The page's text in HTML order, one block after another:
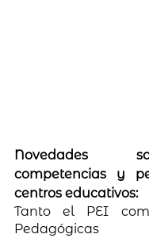
Novedades
competencias y
centros educativos:
Tanto el PEI
Pedagógicas